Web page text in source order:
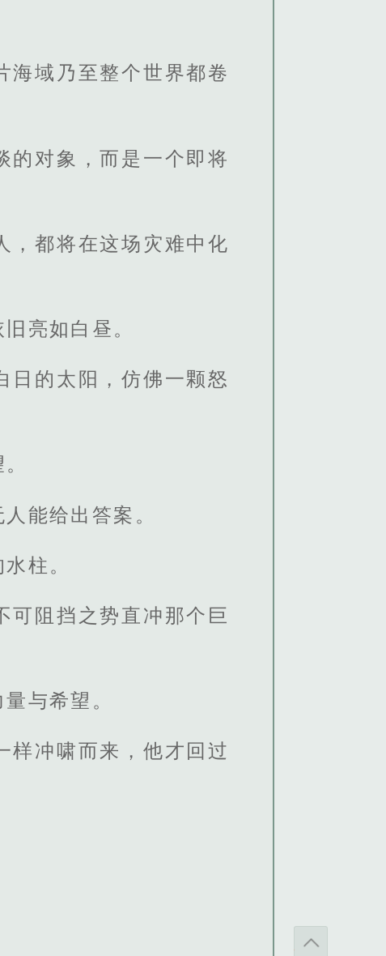
海域乃至整个世界都卷
的对象，而是一个即将
，都将在这场灾难中化
亮如白昼。
日的太阳，仿佛一颗怒
能给出答案。
柱。
可阻挡之势直冲那个巨
与希望。
样冲啸而来，他才回过